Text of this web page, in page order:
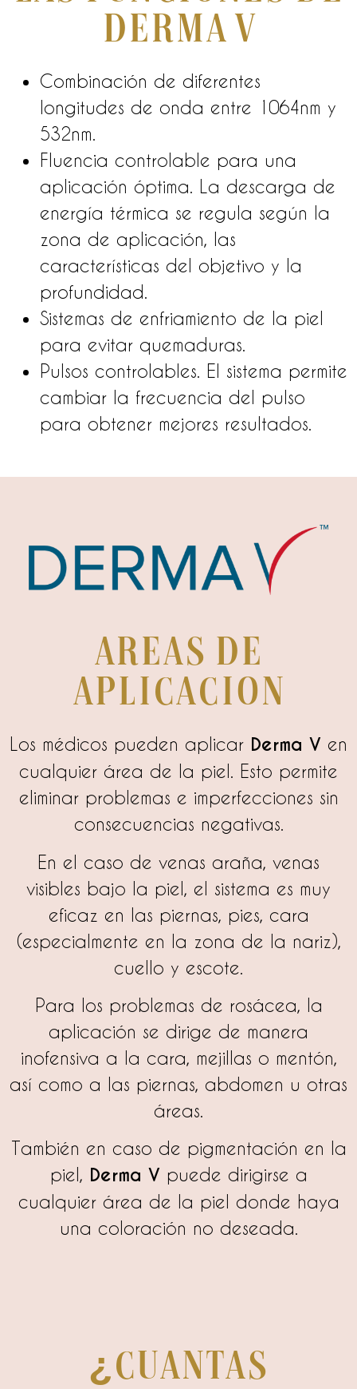
Derma V
Combinación de diferentes
longitudes de onda entre 1064nm y
532nm.
Fluencia controlable para una
aplicación óptima. La descarga de
energía térmica se regula según la
zona de aplicación, las
características del objetivo y la
profundidad.
Sistemas de enfriamiento de la piel
para evitar quemaduras.
Pulsos controlables. El sistema permite
cambiar la frecuencia del pulso
para obtener mejores resultados.
areas de
aplicacion
Los médicos pueden aplicar Derma V en
cualquier área de la piel. Esto permite
eliminar problemas e imperfecciones sin
consecuencias negativas.
En el caso de venas araña, venas
visibles bajo la piel, el sistema es muy
eficaz en las piernas, pies, cara
(especialmente en la zona de la nariz),
cuello y escote.
Para los problemas de rosácea, la
aplicación se dirige de manera
inofensiva a la cara, mejillas o mentón,
así como a las piernas, abdomen u otras
áreas.
También en caso de pigmentación en la
piel, Derma V puede dirigirse a
cualquier área de la piel donde haya
una coloración no deseada.
¿Cuantas